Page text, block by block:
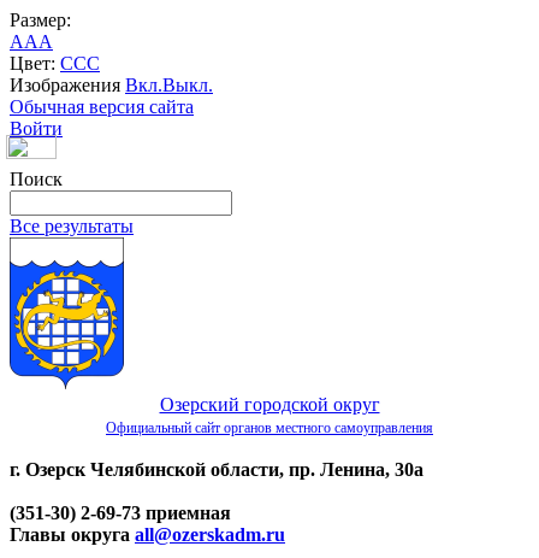
Размер:
AAA
Цвет: CCC
Изображения Вкл.Выкл.
Обычная версия сайта
Войти
Поиск
Все результаты
Озерский городской округ
Официальный сайт органов местного самоуправления
г. Озерск Челябинской области, пр. Ленина, 30а
(351-30) 2-69-73 приемная
Главы округа all@ozerskadm.ru